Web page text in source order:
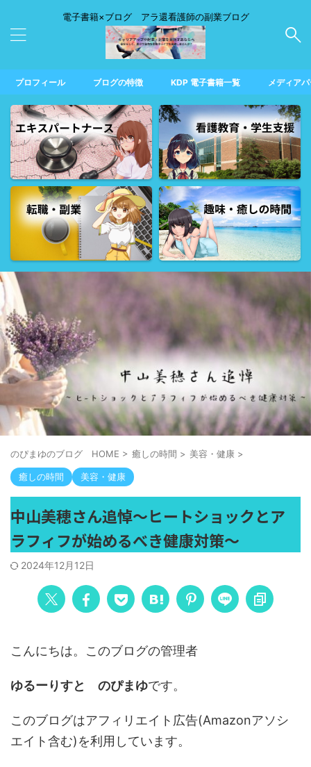
電子書籍×ブログ アラ還看護師の副業ブログ
プロフィール ブログの特徴 KDP 電子書籍一覧 メディア
のぴまゆのブログ HOME > 癒しの時間 > 美容・健康 >
癒しの時間 美容・健康
中山美穂さん追悼～ヒートショックとア
ラフィフが始めるべき健康対策～
2024年12月12日
こんにちは。このブログの管理者
ゆるーりすと のぴまゆです。
このブログはアフィリエイト広告(Amazonアソシ
エイト含む)を利用しています。